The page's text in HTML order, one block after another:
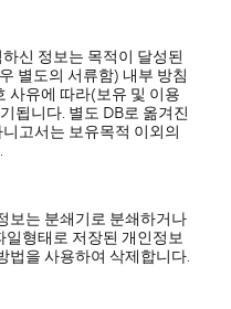
신 정보는 목적이 달성된
별도의 서류함) 내부 방침
사유에 따라(보유 및 이용
됩니다. 별도 DB로 옮겨진
고서는 보유목적 이외의
보는 분쇄기로 분쇄하거나
일형태로 저장된 개인정보
법을 사용하여 삭제합니다.